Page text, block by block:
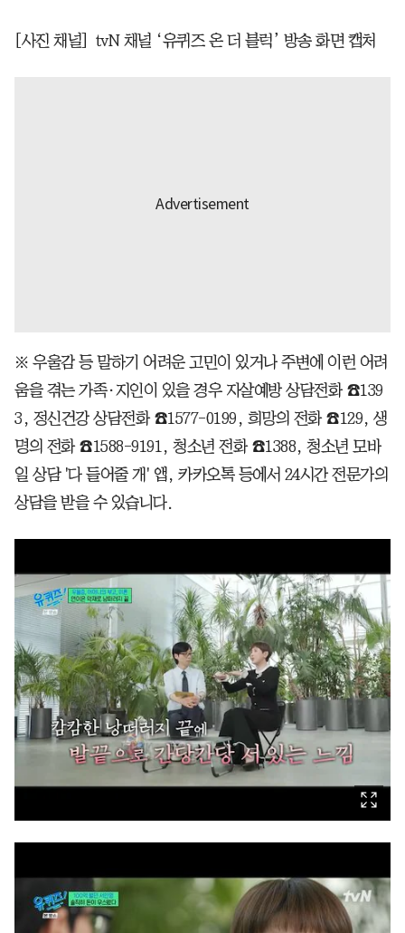
[사진 채널] tvN 채널 ‘유퀴즈 온 더 블럭’ 방송 화면 캡처
※ 우울감 등 말하기 어려운 고민이 있거나 주변에 이런 어려
움을 겪는 가족·지인이 있을 경우 자살예방 상담전화 ☎139
3, 정신건강 상담전화 ☎1577-0199, 희망의 전화 ☎129, 생
명의 전화 ☎1588-9191, 청소년 전화 ☎1388, 청소년 모바
일 상담 '다 들어줄 개' 앱, 카카오톡 등에서 24시간 전문가의
상담을 받을 수 있습니다.